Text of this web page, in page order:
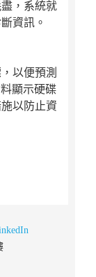
，系統就
資訊。
以便預測
顯示硬碟
以防止資